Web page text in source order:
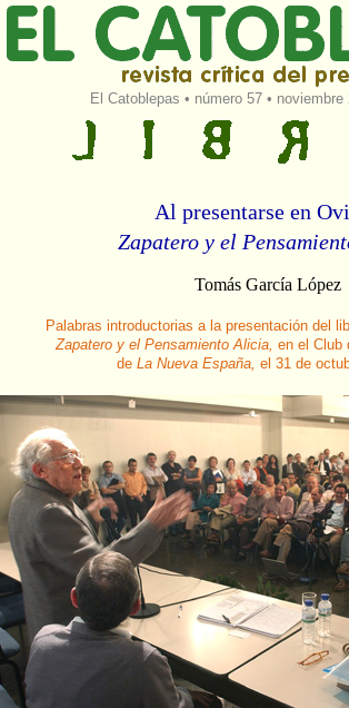
El Catoblepas • número 57• noviembre
Al presentarse en
Zapatero y el
Tomás García López
Palabras introductorias a la presentación del
Zapatero y el Pensamiento Alicia, en el Club
de La Nueva España, el 31 de